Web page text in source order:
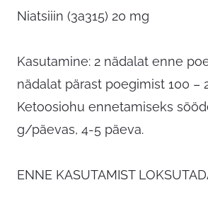
Niatsiiin (3a315) 20 mg
Kasutamine: 2 nädalat enne
nädalat pärast poegimist 100 –
Ketoosiohu ennetamiseks
g/päevas, 4-5 päeva.
ENNE KASUTAMIST